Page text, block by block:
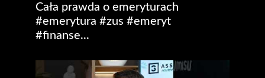
Cała prawda o emeryturach
#emerytura #zus #emeryt
#finanse...